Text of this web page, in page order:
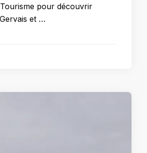
Tourisme pour découvrir
Gervais et …